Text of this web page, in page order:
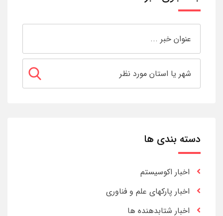
دسته بندی ها
اخبار اکوسیستم
اخبار پارکهای علم و فناوری
اخبار شتابدهنده ها